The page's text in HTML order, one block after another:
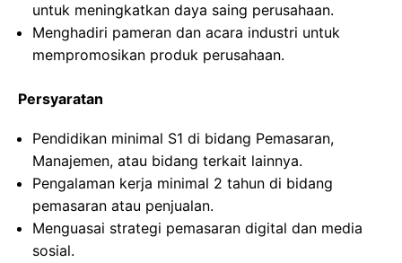
untuk meningkatkan daya saing perusahaan.
Menghadiri pameran dan acara industri untuk
mempromosikan produk perusahaan.
Persyaratan
Pendidikan minimal S1 di bidang Pemasaran,
Manajemen, atau bidang terkait lainnya.
Pengalaman kerja minimal 2 tahun di bidang
pemasaran atau penjualan.
Menguasai strategi pemasaran digital dan media
sosial.